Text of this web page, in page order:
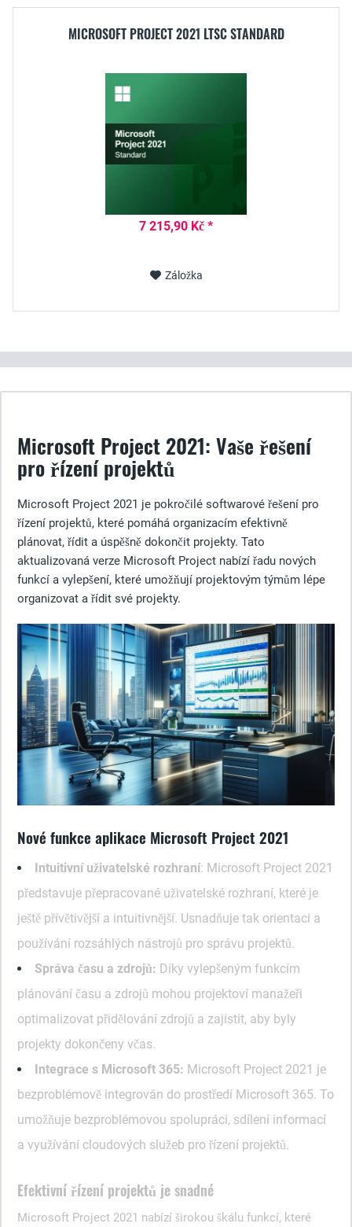
MICROSOFT PROJECT 2021 LTSC STANDARD
7 215,90 Kč *
Záložka
Microsoft Project 2021: Vaše řešení
pro řízení projektů
Microsoft Project 2021 je pokročilé softwarové řešení pro
řízení projektů, které pomáhá organizacím efektivně
plánovat, řídit a úspěšně dokončit projekty. Tato
aktualizovaná verze Microsoft Project nabízí řadu nových
funkcí a vylepšení, které umožňují projektovým týmům lépe
organizovat a řídit své projekty.
Nové funkce aplikace Microsoft Project 2021
Intuitivní uživatelské rozhraní: Microsoft Project 2021
představuje přepracované uživatelské rozhraní, které je
ještě přívětivější a intuitivnější. Usnadňuje tak orientaci a
používání rozsáhlých nástrojů pro správu projektů.
Správa času a zdrojů: Díky vylepšeným funkcím
plánování času a zdrojů mohou projektoví manažeři
optimalizovat přidělování zdrojů a zajistit, aby byly
projekty dokončeny včas.
Integrace s Microsoft 365: Microsoft Project 2021 je
bezproblémově integrován do prostředí Microsoft 365. To
umožňuje bezproblémovou spolupráci, sdílení informací
a využívání cloudových služeb pro řízení projektů.
Efektivní řízení projektů je snadné
Microsoft Project 2021 nabízí širokou škálu funkcí, které